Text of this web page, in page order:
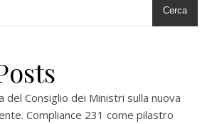
Cerca
del Consiglio dei Ministri sulla nuova
Compliance 231 come pilastro